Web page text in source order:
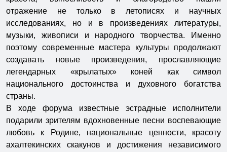
отражение не только в летописях и научных
исследованиях, но и в произведениях литературы,
музыки, живописи и народного творчества. Именно
поэтому современные мастера культуры продолжают
создавать новые произведения, прославляющие
легендарных «крылатых» коней как символ
национального достоинства и духовного богатства
страны.
В ходе форума известные эстрадные исполнители
подарили зрителям вдохновенные песни воспевающие
любовь к Родине, национальные ценности, красоту
ахалтекинских скакунов и достижения независимого